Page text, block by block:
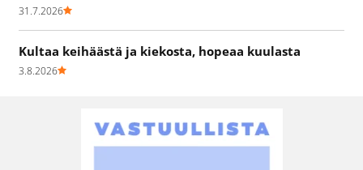
31.7.2026
Kultaa keihäästä ja kiekosta, hopeaa kuulasta
3.8.2026